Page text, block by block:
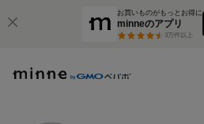
お買いものがもっとお得に
minneのアプリ
3万件以上